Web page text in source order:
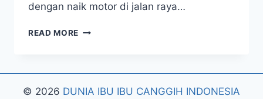
dengan naik motor di jalan raya…
READ MORE EMAK-
KARENA
© 2026 DUNIA IBU IBU CANGGIH INDONESIA